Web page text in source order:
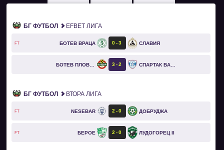
БГ ФУТБОЛ EFBET ЛИГА
FT БОТЕВ ВРАЦА 0 3 СЛАВИЯ
БОТЕВ ПЛОВДИВ 3 2 СПАРТАК ВАРНА
БГ ФУТБОЛ ВТОРА ЛИГА
FT NESEBAR 2 0 ДОБРУДЖА
FT БЕРОЕ 2 0 ЛУДОГОРЕЦ II